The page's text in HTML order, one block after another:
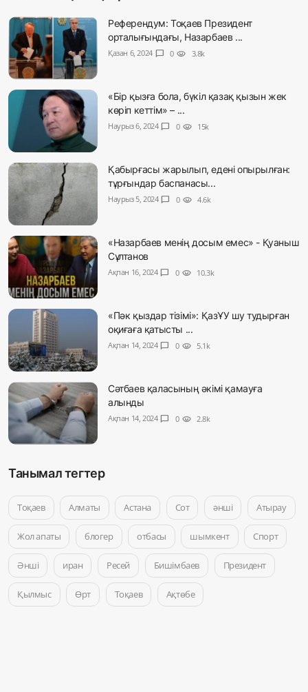
Референдум: Тоқаев Президент
орталығындағы, Назарбаев ...
Қазан 6, 2024 chat_bubble 0 visibility 3.8k
«Бір қызға бола, бүкіл қазақ қызын жек
көріп кеттім» – ...
Наурыз 6, 2024 chat_bubble 0 visibility 15k
Қабырғасы жарылып, едені опырылған:
тұрғындар баспанасы...
Наурыз 5, 2024 chat_bubble 0 visibility 4.6k
«Назарбаев менің досым емес» - Қуаныш
Сұлтанов
Ақпан 16, 2024 chat_bubble 0 visibility 10.3k
«Пәк қыздар тізімі»: ҚазҰУ шу тудырған
оқиғаға қатысты ...
Ақпан 14, 2024 chat_bubble 0 visibility 5.1k
Сәтбаев қаласының әкімі қамауға
алынды
Ақпан 14, 2024 chat_bubble 0 visibility 2.8k
Танымал тегтер
Тоқаев Алматы Астана Сот әнші Атырау
Жол апаты блогер отбасы шымкент Спорт
Әнші иран Ресей Бишімбаев Президент
Қылмыс Өрт Тоқаев Ақтөбе